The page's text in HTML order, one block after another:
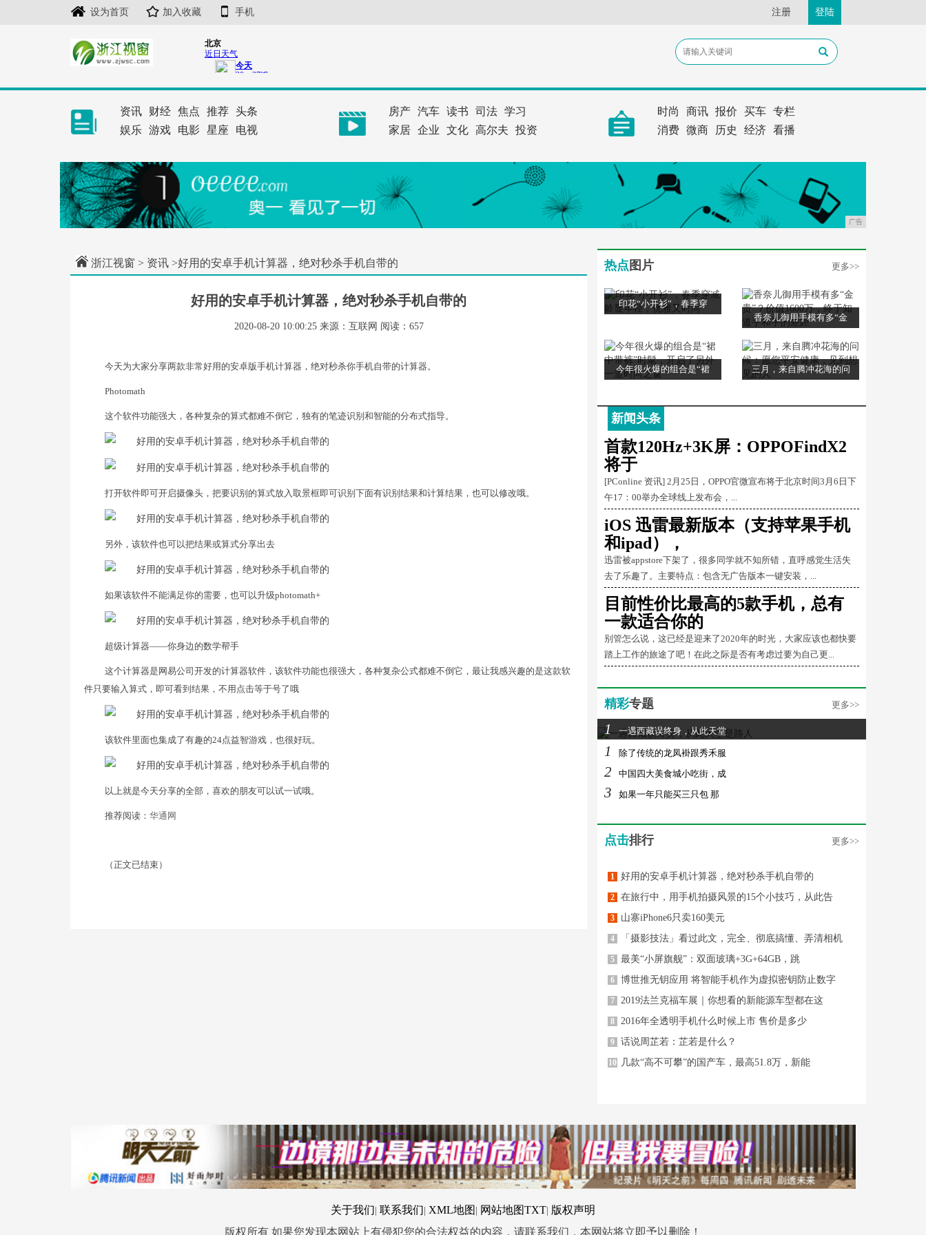
设为首页 加入收藏 手机 注册 登陆
资讯 财经 焦点 推荐 头条
娱乐 游戏 电影 星座 电视
房产 汽车 读书 司法 学习
家居 企业 文化 高尔夫 投资
时尚 商讯 报价 买车 专栏
消费 微商 历史 经济 看播
广告
浙江视窗 > 资讯 >好用的安卓手机计算器，绝对秒杀手机自带的
好用的安卓手机计算器，绝对秒杀手机自带的
2020-08-20 10:00:25 来源：互联网 阅读：657
今天为大家分享两款非常好用的安卓版手机计算器，绝对秒杀你手机自带的计算器。
Photomath
这个软件功能强大，各种复杂的算式都难不倒它，独有的笔迹识别和智能的分布式指导。
打开软件即可开启摄像头，把要识别的算式放入取景框即可识别下面有识别结果和计算结果，也可以修改哦。
另外，该软件也可以把结果或算式分享出去
如果该软件不能满足你的需要，也可以升级photomath+
超级计算器——你身边的数学帮手
这个计算器是网易公司开发的计算器软件，该软件功能也很强大，各种复杂公式都难不倒它，最让我感兴趣的是这款软
件只要输入算式，即可看到结果，不用点击等于号了哦
该软件里面也集成了有趣的24点益智游戏，也很好玩。
以上就是今天分享的全部，喜欢的朋友可以试一试哦。
推荐阅读： 华通网
（正文已结束）
热点 图片 更多>>
印花“小开衫”，春季穿
香奈儿御用手模有多“金
今年很火爆的组合是“裙 三月，来自腾冲花海的问
新闻头条
首款120Hz+3K屏：OPPOFindX2
将于
[PConline 资讯] 2月25日，OPPO官微宣布将于北京时间3月6日下
午17：00举办全球线上发布会，...
iOS 迅雷最新版本（支持苹果手机
和ipad），
迅雷被appstore下架了，很多同学就不知所错，直呼感觉生活失
去了乐趣了。主要特点：包含无广告版本一键安装，...
目前性价比最高的5款手机，总有
一款适合你的
别管怎么说，这已经是迎来了2020年的时光，大家应该也都快要
踏上工作的旅途了吧！在此之际是否有考虑过要为自己更...
精彩专题 更多>>
1 一遇西藏误终身，从此天堂
1 除了传统的龙凤褂跟秀禾服
2 中国四大美食城小吃街，成
3 如果一年只能买三只包 那
点击排行 更多>>
1 好用的安卓手机计算器，绝对秒杀手机自带的
2 在旅行中，用手机拍摄风景的15个小技巧，从此告
3 山寨iPhone6只卖160美元
4 「摄影技法」看过此文，完全、彻底搞懂、弄清相机
5 最美“小屏旗舰”：双面玻璃+3G+64GB，跳
6 博世推无钥应用 将智能手机作为虚拟密钥防止数字
7 2019法兰克福车展｜你想看的新能源车型都在这
8 2016年全透明手机什么时候上市 售价是多少
9 话说周芷若：芷若是什么？
10 几款“高不可攀”的国产车，最高51.8万，新能
关于我们 联系我们 XML地图 网站地图TXT 版权声明
版权所有 如果您发现本网站上有侵犯您的合法权益的内容，请联系我们，本网站将立即予以删除！